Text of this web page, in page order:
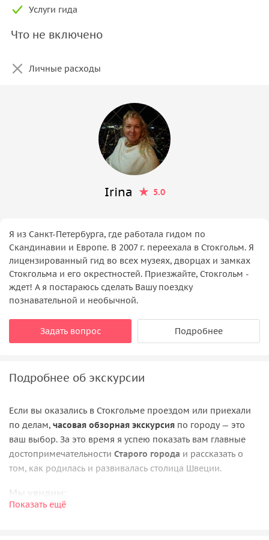
Услуги гида
Что не включено
Личные расходы
Irina 5.0
Я из Санкт-Петербурга, где работала гидом по
Скандинавии и Европе. В 2007 г. переехала в Стокгольм. Я
лицензированный гид во всех музеях, дворцах и замках
Стокгольма и его окрестностей. Приезжайте, Стокгольм -
ждет! А я постараюсь сделать Вашу поездку
познавательной и необычной.
Задать вопрос Подробнее
Подробнее об экскурсии
Если вы оказались в Стокгольме проездом или приехали
по делам, часовая обзорная экскурсия по городу — это
ваш выбор. За это время я успею показать вам главные
достопримечательности Старого города и рассказать о
том, как родилась и развивалась столица Швеции.
Мы увидим:
Показать ещё